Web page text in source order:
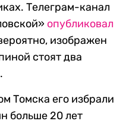
Телеграм-канал
опубликовал
изображен
стоят два
Томска его избрали
больше 20 лет